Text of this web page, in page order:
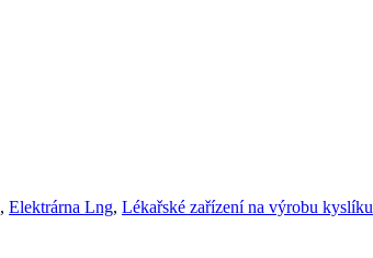
, Elektrárna Lng, Lékařské zařízení na výrobu kyslíku